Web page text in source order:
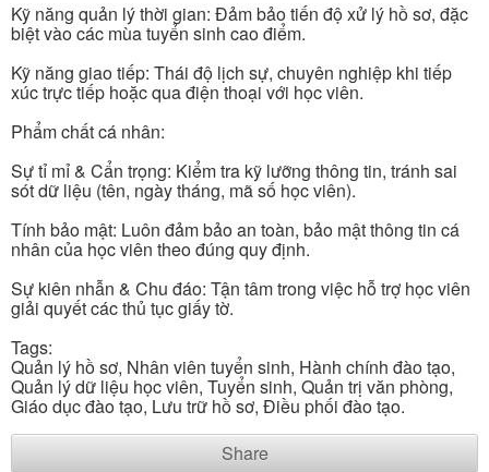
Kỹ năng quản lý thời gian: Đảm bảo tiến độ xử lý hồ sơ, đặc
biệt vào các mùa tuyển sinh cao điểm.
Kỹ năng giao tiếp: Thái độ lịch sự, chuyên nghiệp khi tiếp
xúc trực tiếp hoặc qua điện thoại với học viên.
Phẩm chất cá nhân:
Sự tỉ mỉ & Cẩn trọng: Kiểm tra kỹ lưỡng thông tin, tránh sai
sót dữ liệu (tên, ngày tháng, mã số học viên).
Tính bảo mật: Luôn đảm bảo an toàn, bảo mật thông tin cá
nhân của học viên theo đúng quy định.
Sự kiên nhẫn & Chu đáo: Tận tâm trong việc hỗ trợ học viên
giải quyết các thủ tục giấy tờ.
Tags:
Quản lý hồ sơ, Nhân viên tuyển sinh, Hành chính đào tạo,
Quản lý dữ liệu học viên, Tuyển sinh, Quản trị văn phòng,
Giáo dục đào tạo, Lưu trữ hồ sơ, Điều phối đào tạo.
Share